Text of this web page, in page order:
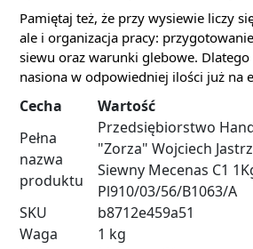
Pamiętaj też, że przy wysiewie liczy
ale i organizacja pracy:
siewu oraz warunki glebowe.
nasiona w odpowiedniej ilości już na
Cecha
Wartość
Pełna
nazwa
produktu
Przedsiębiorstwo
"Zorza" Wojciech
Siewny Mecenas C1
Pl910/03/56/B1063/A
SKU
b8712e459a51
Waga
1 kg